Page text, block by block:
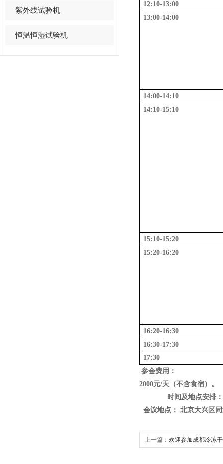
紫外线试验机
恒温恒湿试验机
12:10-13:00
13:00-14:00
14:00-14:10
14:10-15:10
15:10-15:20
15:20-16:20
16:20-16:30
16:30-17:30
17:30
参会费用：
2000元/天（不含食宿） 。
时间及地点安排：
会议地点： 北京大兴区
上一篇： 欢迎参加成都冷冻